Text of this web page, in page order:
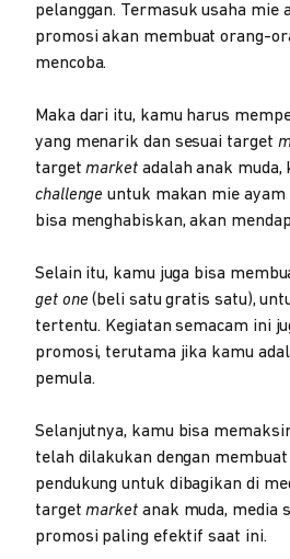
pelanggan. Termasuk usaha mie
promosi akan membuat orang-
mencoba.
Maka dari itu, kamu harus
yang menarik dan sesuai target
targetmarketadalah anak muda,
challenge untuk makan mie ayam
bisa menghabiskan, akan
Selain itu, kamu juga bisa
get one (beli satu gratis satu),
tertentu. Kegiatan semacam ini
promosi, terutama jika kamu
pemula.
Selanjutnya, kamu bisa
telah dilakukan dengan
pendukung untuk dibagikan di
targetmarketanak muda, media
promosi paling efektif saat ini.